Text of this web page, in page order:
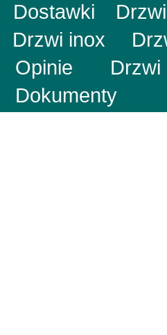
Dostawki
Drzwi inox
Opinie
Dokumenty